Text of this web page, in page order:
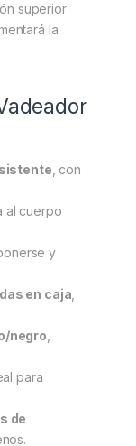
superior
la
, con
al cuerpo
y
en caja
negro
para
de